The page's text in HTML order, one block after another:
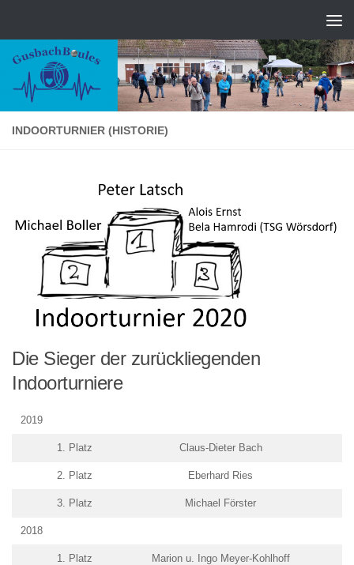
INDOORTURNIER (HISTORIE)
Die Sieger der zurückliegenden
Indoorturniere
2019
1. Platz Claus-Dieter Bach
2. Platz Eberhard Ries
3. Platz Michael Förster
2018
1. Platz Marion u. Ingo Meyer-Kohlhoff